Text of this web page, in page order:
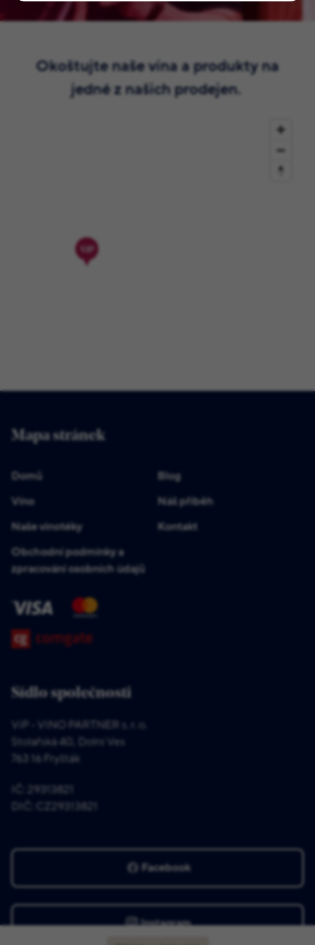
Okoštujte naše vína a produkty na
jedné z našich prodejen.
Mapa stránek
Domů
Blog
Víno
Náš příběh
Naše vinotéky
Kontakt
Obchodní podmínky a
zpracování osobních údajů
Sídlo společnosti
ViP - VINO PARTNER s. r. o.
Stolařská 40, Dolní Ves
763 16 Fryšták
IČ: 29313821
DIČ: CZ29313821
Facebook
Instagram